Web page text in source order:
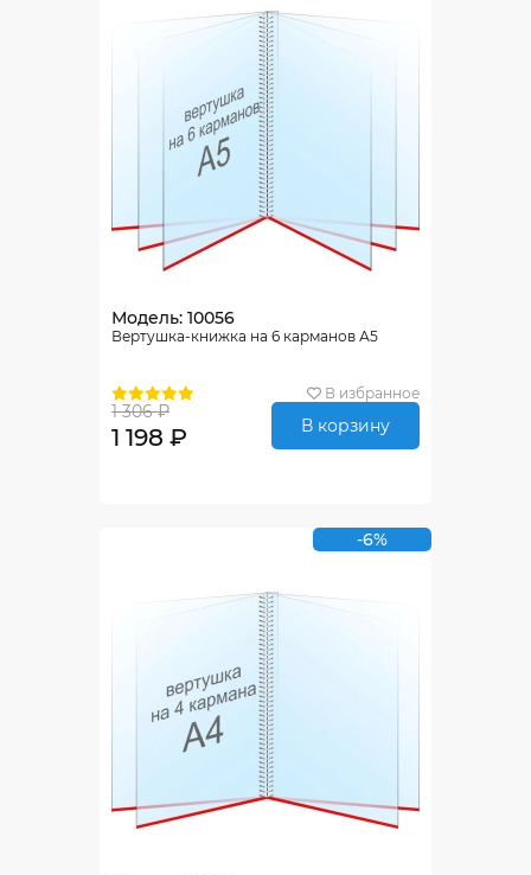
Модель: 10056
Вертушка-книжка на 6 карманов А5
В избранное
1 306 ₽
1 198 ₽ В корзину
-6%